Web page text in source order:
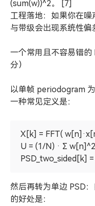
(sum(w))^2。 [7]
工程落地：如果你在
与带级会出现系统性偏
一个常用且不容易错的
分）
以单帧 periodogram
一种常见定义是：
X[k] = FFT(
U = (1/N) · Σ w[n]^2
PSD_two_sided[k]
然后再转为单边 PSD
的好处是：